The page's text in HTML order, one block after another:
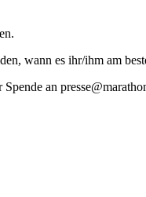
wann es ihr/ihm am
an